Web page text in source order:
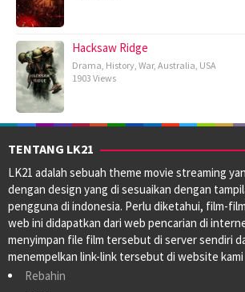
Hacksaw Ridge
Drama, History, War, Australia, USA
1903 Views
TENTANG LK21
LK21 adalah sebuah theme movie streaming
dengan design yang di sesuaikan dengan
pengguna di indonesia. Perlu diketahui, film-
web ini didapatkan dari web pencarian di
menyimpan file film tersebut di server sendiri
menempelkan link-link tersebut di website kami
Rebahin